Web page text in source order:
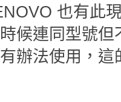
也有此
候連同型號
辦法使用，